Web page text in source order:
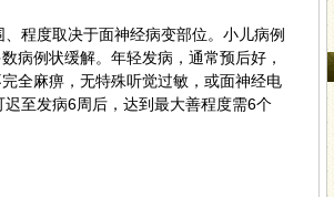
程度取决于面神经病变部位。小儿病例
病例状缓解。年轻发病，通常预后好，
全麻痹，无特殊听觉过敏，或面神经电
至发病6周后，达到最大善程度需6个